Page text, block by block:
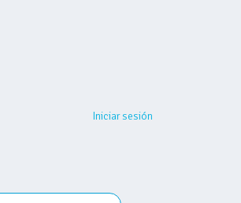
Iniciar sesión